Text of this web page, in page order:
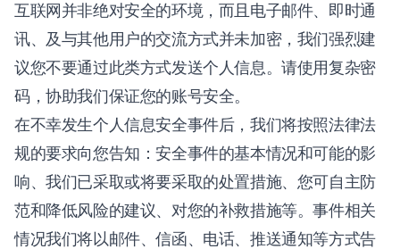
互联网并非绝对安全的环境，而且电子邮件、即时通
讯、及与其他用户的交流方式并未加密，我们强烈建
议您不要通过此类方式发送个人信息。请使用复杂密
码，协助我们保证您的账号安全。
在不幸发生个人信息安全事件后，我们将按照法律法
规的要求向您告知：安全事件的基本情况和可能的影
响、我们已采取或将要采取的处置措施、您可自主防
范和降低风险的建议、对您的补救措施等。事件相关
情况我们将以邮件、信函、电话、推送通知等方式告